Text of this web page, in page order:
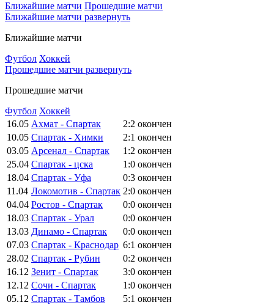
Ближайшие матчи Прошедшие матчи
Ближайшие матчи развернуть
Ближайшие матчи
Футбол Хоккей
Прошедшие матчи развернуть
Прошедшие матчи
Футбол Хоккей
16.05 Ахмат - Спартак 2:2 окончен
10.05 Спартак - Химки 2:1 окончен
03.05 Арсенал - Спартак 1:2 окончен
25.04 Спартак - цска 1:0 окончен
18.04 Спартак - Уфа 0:3 окончен
11.04 Локомотив - Спартак 2:0 окончен
04.04 Ростов - Спартак 0:0 окончен
18.03 Спартак - Урал 0:0 окончен
13.03 Динамо - Спартак 0:0 окончен
07.03 Спартак - Краснодар 6:1 окончен
28.02 Спартак - Рубин 0:2 окончен
16.12 Зенит - Спартак 3:0 окончен
12.12 Сочи - Спартак 1:0 окончен
05.12 Спартак - Тамбов 5:1 окончен